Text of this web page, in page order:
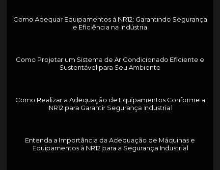
Como Adequar Equipamentos à NR12: Garantindo Segurança
e Eficiência na Indústria
Como Projetar um Sistema de Ar Condicionado Eficiente e
Sustentável para Seu Ambiente
Como Realizar a Adequação de Equipamentos Conforme a
NR12 para Garantir Segurança Industrial
Entenda a Importância da Adequação de Máquinas e
Equipamentos à NR12 para a Segurança Industrial